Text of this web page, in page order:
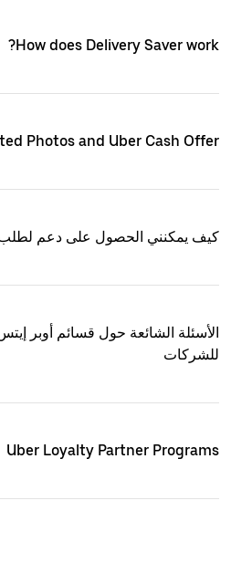
How does Delivery Saver work?
Photos and Uber Cash Offer
كيف يمكنني الحصول على دعم
للشركات
Uber Loyalty Partner Programs